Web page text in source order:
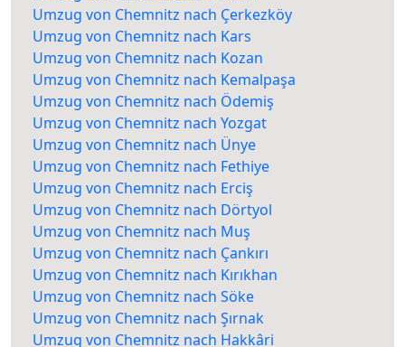
Umzug von Chemnitz nach Çerkezköy
Umzug von Chemnitz nach Kars
Umzug von Chemnitz nach Kozan
Umzug von Chemnitz nach Kemalpaşa
Umzug von Chemnitz nach Ödemiş
Umzug von Chemnitz nach Yozgat
Umzug von Chemnitz nach Ünye
Umzug von Chemnitz nach Fethiye
Umzug von Chemnitz nach Erciş
Umzug von Chemnitz nach Dörtyol
Umzug von Chemnitz nach Muş
Umzug von Chemnitz nach Çankırı
Umzug von Chemnitz nach Kırıkhan
Umzug von Chemnitz nach Söke
Umzug von Chemnitz nach Şırnak
Umzug von Chemnitz nach Hakkâri